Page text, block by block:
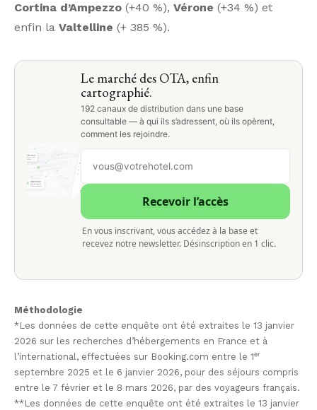
Cortina d’Ampezzo (+40 %), Vérone (+34 %) et
enfin la Valtelline (+ 385 %).
Le marché des OTA, enfin
cartographié.
192 canaux de distribution dans une base
consultable — à qui ils s’adressent, où ils opèrent,
comment les rejoindre.
Recevoir l’accès
En vous inscrivant, vous accédez à la base et
recevez notre newsletter. Désinscription en 1 clic.
Méthodologie
*Les données de cette enquête ont été extraites le 13 janvier
2026 sur les recherches d’hébergements en France et à
l’international, effectuées sur Booking.com entre le 1ᵉʳ
septembre 2025 et le 6 janvier 2026, pour des séjours compris
entre le 7 février et le 8 mars 2026, par des voyageurs français.
**Les données de cette enquête ont été extraites le 13 janvier